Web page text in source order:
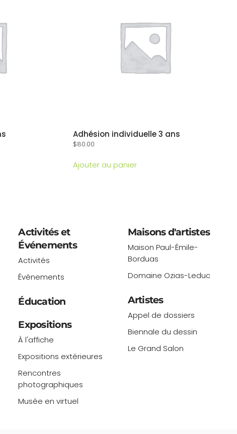
Adhésion individuelle 3 ans
$80.00
Ajouter au panier
Activités et
Événements
Activités
Événements
Éducation
Expositions
À l'affiche
Expositions extérieures
Rencontres
photographiques
Musée en virtuel
Maisons d'artistes
Maison Paul-Émile-
Borduas
Domaine Ozias-Leduc
Artistes
Appel de dossiers
Biennale du dessin
Le Grand Salon